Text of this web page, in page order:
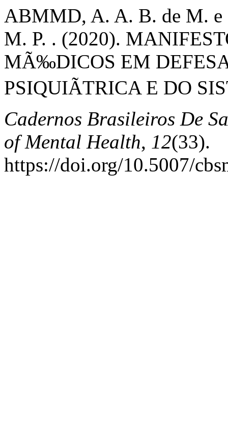
ABMMD, A. A. B. de M. e
M. P. . (2020).
MÃ‰DICOS EM
PSIQUIÃTRICA E DO
Cadernos Brasileiros De
of Mental Health, 12(33).
https://doi.org/10.5007/